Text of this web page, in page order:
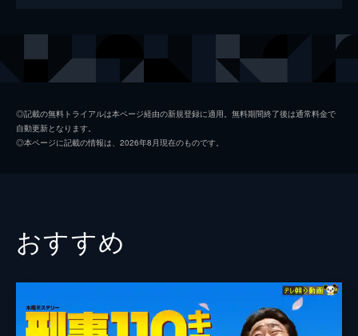
監督 児玉宜久
脚本 安井国穂
◎記載の無料トライアルは本ページ経由の新規登録に適用。無料期間終了後は通常料金で
自動更新となります。
◎本ページに記載の情報は、2026年8月現在のものです。
おすすめ